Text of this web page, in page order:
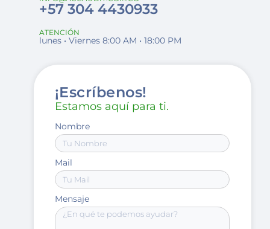
+57 304 4430933
ATENCIÓN
lunes • Viernes 8:00 AM • 18:00 PM
¡Escríbenos!
Estamos aquí para ti.
Nombre
Mail
Mensaje